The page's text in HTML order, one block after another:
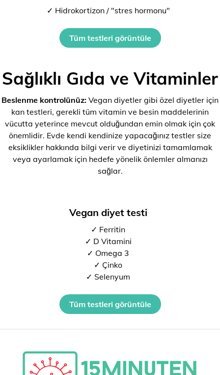
✓ Hidrokortizon / "stres hormonu"
Tüm testleri görüntüle
Sağlıklı Gıda ve Vitaminler
Beslenme kontrolünüz: Vegan diyetler gibi özel diyetler için
kan testleri, gerekli tüm vitamin ve besin maddelerinin
vücutta yeterince mevcut olduğundan emin olmak için çok
önemlidir. Evde kendi kendinize yapacağınız testler size
eksiklikler hakkında bilgi verir ve diyetinizi tamamlamak
veya ayarlamak için hedefe yönelik önlemler almanızı
sağlar.
Vegan diyet testi
✓ Ferritin
✓ D Vitamini
✓ Omega 3
✓ Çinko
✓ Selenyum
Tüm testleri görüntüle